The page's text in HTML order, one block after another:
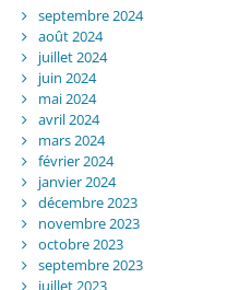
septembre 2024
août 2024
juillet 2024
juin 2024
mai 2024
avril 2024
mars 2024
février 2024
janvier 2024
décembre 2023
novembre 2023
octobre 2023
septembre 2023
juillet 2023